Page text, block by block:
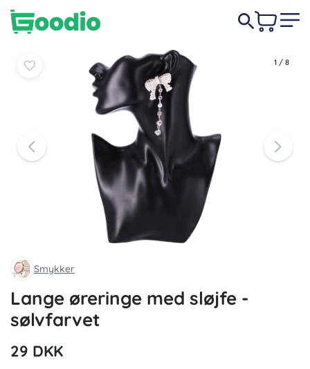
1 / 8
Smykker
Lange øreringe med sløjfe -
sølvfarvet
29 DKK
29 DKK
Læg i